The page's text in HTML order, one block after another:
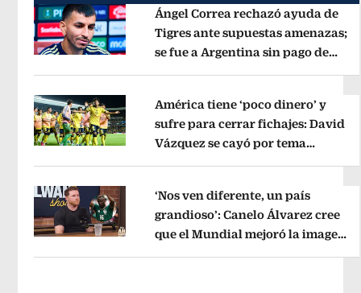
Ángel Correa rechazó ayuda de
Tigres ante supuestas amenazas;
se fue a Argentina sin pago de
América tiene ‘poco dinero’ y
sufre para cerrar fichajes: David
Vázquez se cayó por tema
‘Nos ven diferente, un país
grandioso’: Canelo Álvarez cree
que el Mundial mejoró la imagen